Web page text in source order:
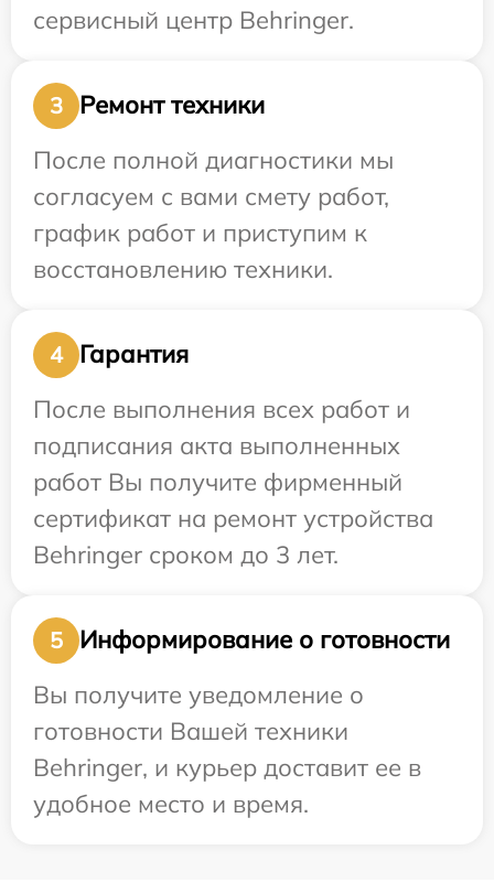
сервисный центр Behringer.
3
Ремонт техники
После полной диагностики мы
согласуем с вами смету работ,
график работ и приступим к
восстановлению техники.
4
Гарантия
После выполнения всех работ и
подписания акта выполненных
работ Вы получите фирменный
сертификат на ремонт устройства
Behringer сроком до 3 лет.
5
Информирование о готовности
Вы получите уведомление о
готовности Вашей техники
Behringer, и курьер доставит ее в
удобное место и время.